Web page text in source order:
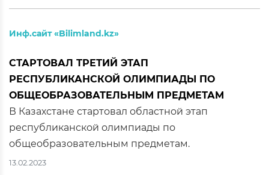
Инф.сайт «Bilimland.kz»
СТАРТОВАЛ ТРЕТИЙ ЭТАП
РЕСПУБЛИКАНСКОЙ ОЛИМПИАДЫ ПО
ОБЩЕОБРАЗОВАТЕЛЬНЫМ ПРЕДМЕТАМ
В Казахстане стартовал областной этап
республиканской олимпиады по
общеобразовательным предметам.
13.02.2023